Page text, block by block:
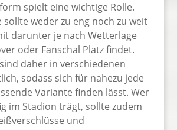
spielt eine wichtige Rolle.
sollte weder zu eng noch zu weit
darunter je nach Wetterlage
oder Fanschal Platz findet.
daher in verschiedenen
sodass sich für nahezu jede
Variante finden lässt. Wer
im Stadion trägt, sollte zudem
und